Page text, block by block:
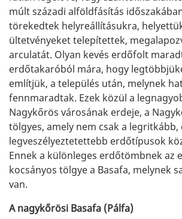
múlt századi alföldfásítás
törekedtek helyreállításukra,
ültetvényeket telepítettek,
arculatát. Olyan kevés erdőfolt
erdőtakaróból mára, hogy
említjük, a település után, melynek
fennmaradtak. Ezek közül a
Nagykőrös városának erdeje, a
tölgyes, amely nem csak a legritkább,
legveszélyeztetettebb erdőtípusok
Ennek a különleges erdőtömbnek az
kocsányos tölgye a Basafa, melynek
van.
A nagykőrösi Basafa (Pálfa)